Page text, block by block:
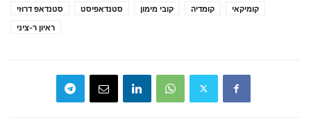
סטנדאפ דרוזי
סטנדאפיסט קובי מימון קומדיה
קומיקאי
ראיון ר-ציני